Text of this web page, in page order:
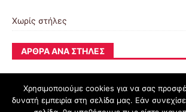
Χωρίς στήλες
ΆΡΘΡΑ ΑΝΆ ΣΤΉΛΕΣ
schoolpress.sch.gr
Χρησιμοποιούμε cookies για να σας
δυνατή εμπειρία στη σελίδα μας. Εάν